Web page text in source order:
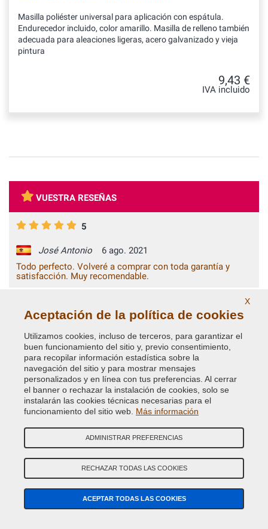
Masilla poliéster universal para aplicación con espátula.
Endurecedor incluido, color amarillo. Masilla de relleno también
adecuada para aleaciones ligeras, acero galvanizado y vieja
pintura
9,43 €
IVA incluido
VUESTRA RESEÑAS
5
José Antonio
6 ago. 2021
Todo perfecto. Volveré a comprar con toda garantía y
satisfacción. Muy recomendable.
BUSCAR COLOR
BUSCAR
REPUESTOS
BÚSQUEDA GUIADA COLOR DE COCHE
Marca de Coche
Modelo de Coche
X
Aceptación de la política de cookies
Utilizamos cookies, incluso de terceros, para garantizar el
buen funcionamiento del sitio y, previo consentimiento,
para recopilar información estadística sobre la
navegación del sitio y para mostrar mensajes
personalizados y en línea con tus preferencias. Al cerrar
el banner o rechazar la instalación de cookies, solo se
instalarán las cookies técnicas necesarias para el
funcionamiento del sitio web. Más información
ADMINISTRAR PREFERENCIAS
RECHAZAR TODAS LAS COOKIES
ACEPTAR TODAS LAS COOKIES